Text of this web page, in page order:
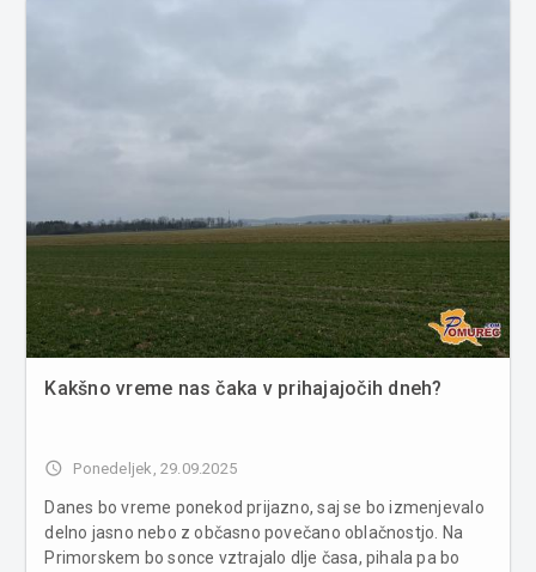
Kakšno vreme nas čaka v prihajajočih dneh?
access_time Ponedeljek, 29.09.2025
Danes bo vreme ponekod prijazno, saj se bo izmenjevalo
delno jasno nebo z občasno povečano oblačnostjo. Na
Primorskem bo sonce vztrajalo dlje časa, pihala pa bo